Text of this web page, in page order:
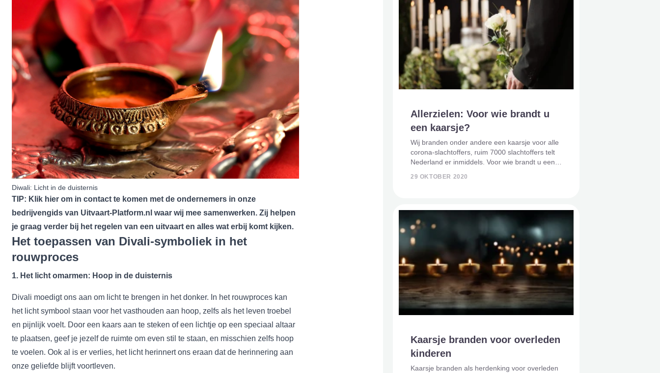
Diwali: Licht in de duisternis
TIP: Klik hier om in contact te komen met de ondernemers in onze
bedrijvengids van Uitvaart-Platform.nl waar wij mee samenwerken. Zij helpen
je graag verder bij het regelen van een uitvaart en alles wat erbij komt kijken.
Het toepassen van Divali-symboliek in het
rouwproces
1. Het licht omarmen: Hoop in de duisternis
Divali moedigt ons aan om licht te brengen in het donker. In het rouwproces kan
het licht symbool staan voor het vasthouden aan hoop, zelfs als het leven troebel
en pijnlijk voelt. Door een kaars aan te steken of een lichtje op een speciaal altaar
te plaatsen, geef je jezelf de ruimte om even stil te staan, en misschien zelfs hoop
te voelen. Ook al is er verlies, het licht herinnert ons eraan dat de herinnering aan
onze geliefde blijft voortleven.
Allerzielen: Voor wie brandt u
een kaarsje?
Wij branden onder andere een kaarsje voor alle
corona-slachtoffers, ruim 7000 slachtoffers telt
Nederland er inmiddels. Voor wie brandt u een
29 OKTOBER 2020
Kaarsje branden voor overleden
kinderen
Kaarsje branden als herdenking voor overleden